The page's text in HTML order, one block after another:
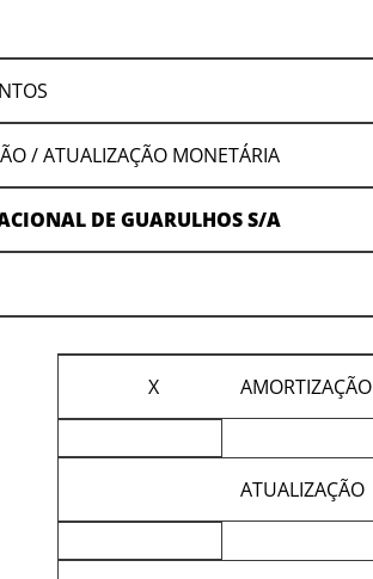
/ ATUALIZAÇÃO MONETÁRIA
DE GUARULHOS S/A
X AMORTIZAÇÃO
ATUALIZAÇÃO